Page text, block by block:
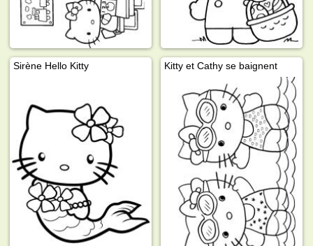
Sirène Hello Kitty Kitty et Cathy se baignent